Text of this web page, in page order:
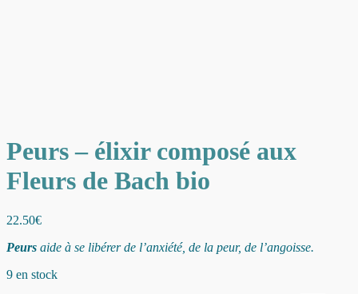
Peurs – élixir composé aux
Fleurs de Bach bio
22.50€
Peurs aide à se libérer de l’anxiété, de la peur, de l’angoisse.
9 en stock